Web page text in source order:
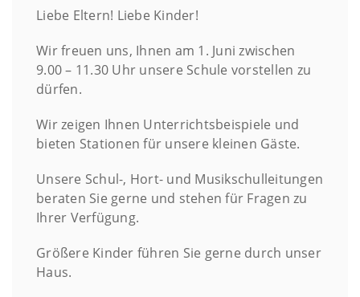
Liebe Eltern! Liebe Kinder!
Wir freuen uns, Ihnen am 1. Juni zwischen
9.00 – 11.30 Uhr unsere Schule vorstellen zu
dürfen.
Wir zeigen Ihnen Unterrichtsbeispiele und
bieten Stationen für unsere kleinen Gäste.
Unsere Schul-, Hort- und Musikschulleitungen
beraten Sie gerne und stehen für Fragen zu
Ihrer Verfügung.
Größere Kinder führen Sie gerne durch unser
Haus.